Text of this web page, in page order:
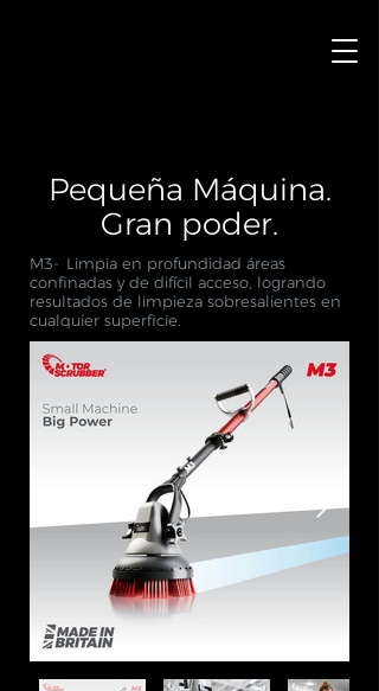
Pequeña Máquina.
Gran poder.
M3- Limpia en profundidad áreas
confinadas y de difícil acceso, logrando
resultados de limpieza sobresalientes en
cualquier superficie.